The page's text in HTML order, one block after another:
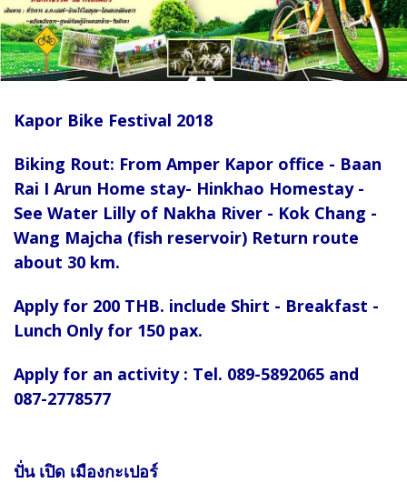
Kapor Bike Festival 2018
Biking Rout: From Amper Kapor office - Baan
Rai I Arun Home stay- Hinkhao Homestay -
See Water Lilly of Nakha River - Kok Chang -
Wang Majcha (fish reservoir) Return route
about 30 km.
Apply for 200 THB. include Shirt - Breakfast -
Lunch Only for 150 pax.
Apply for an activity : Tel. 089-5892065 and
087-2778577
ปั่น เปิด เมืองกะเปอร์